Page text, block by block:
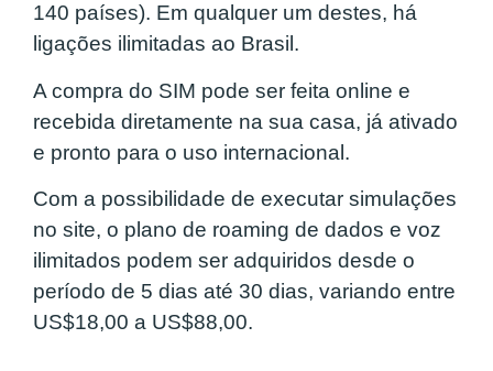
140 países). Em qualquer um destes, há
ligações ilimitadas ao Brasil.
A compra do SIM pode ser feita online e
recebida diretamente na sua casa, já ativado
e pronto para o uso internacional.
Com a possibilidade de executar simulações
no site, o plano de roaming de dados e voz
ilimitados podem ser adquiridos desde o
período de 5 dias até 30 dias, variando entre
US$18,00 a US$88,00.